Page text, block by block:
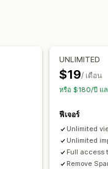
UNLIMITED
$19/ เดือน
หรือ $180/ปี แล
ฟีเจอร์
Unlimited
Unlimited
Full access
Remove